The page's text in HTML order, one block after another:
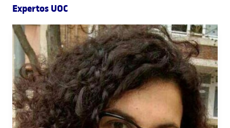
Expertos UOC